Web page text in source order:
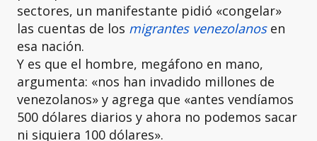
sectores, un manifestante pidió «congelar»
las cuentas de los migrantes venezolanosen
esa nación.
Y es que el hombre, megáfono en mano,
argumenta: «nos han invadido millones de
venezolanos» y agrega que «antes vendíamos
500 dólares diarios y ahora no podemos sacar
ni siquiera 100 dólares».